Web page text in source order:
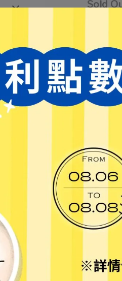
【加新】192名高級紅
NT$27NT$35